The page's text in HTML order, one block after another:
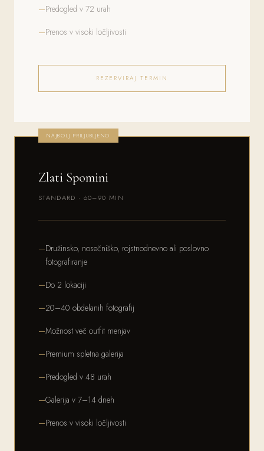
Predogled v 72 urah
Prenos v visoki ločljivosti
REZERVIRAJ TERMIN
NAJBOLJ PRILJUBLJENO
Zlati Spomini
STANDARD · 60–90 MIN
Družinsko, nosečniško, rojstnodnevno ali poslovno
fotografiranje
Do 2 lokaciji
20–40 obdelanih fotografij
Možnost več outfit menjav
Premium spletna galerija
Predogled v 48 urah
Galerija v 7–14 dneh
Prenos v visoki ločljivosti